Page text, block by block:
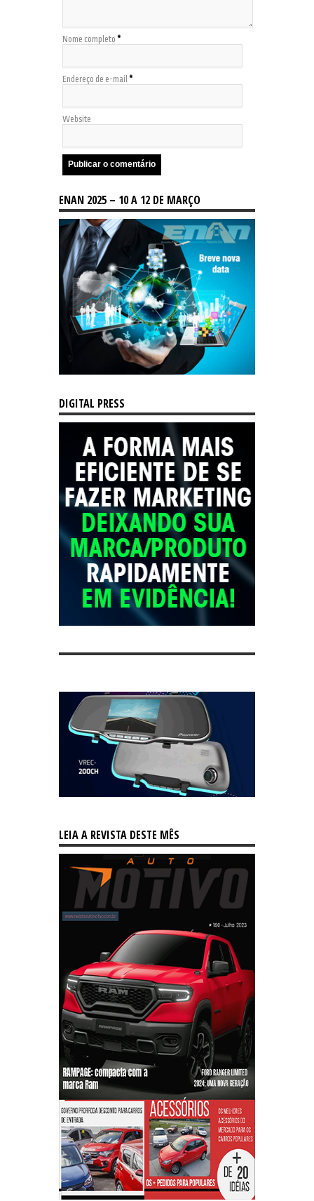
Nome completo *
Endereço de e-mail *
Website
ENAN 2025 – 10 A 12 DE MARÇO
DIGITAL PRESS
LEIA A REVISTA DESTE MÊS